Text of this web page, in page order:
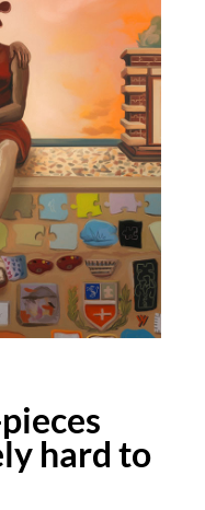
hard to